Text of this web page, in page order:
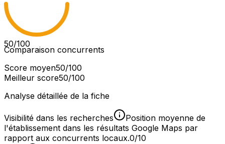
50/100
Comparaison concurrents
Score moyen50/100
Meilleur score50/100
Analyse détaillée de la fiche
Visibilité dans les recherches
Position moyenne de
l'établissement dans les résultats Google Maps par
rapport aux concurrents locaux.0/10